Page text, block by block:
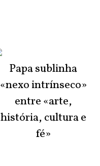
Papa sublinha
«nexo intrínseco»
entre «arte,
história, cultura e
fé»